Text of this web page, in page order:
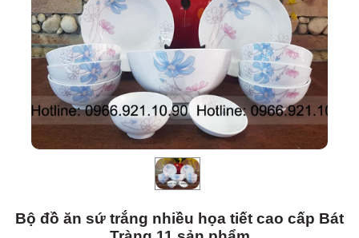
Bộ đồ ăn sứ trắng nhiều họa tiết cao cấp Bát